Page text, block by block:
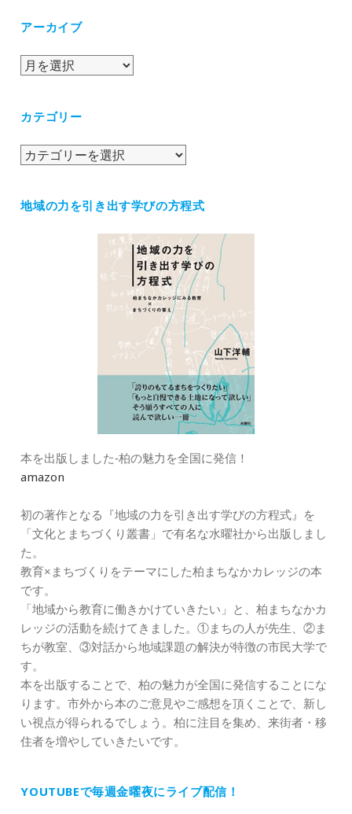
アーカイブ
ア
イ
カテゴリー
カ
リ
地域の力を引き出す学びの方程式
本を出版しました‐柏の魅力を全国に発信！
amazon
初の著作となる『地域の力を引き出す学びの方程式』を
「文化とまちづくり叢書」で有名な水曜社から出版しまし
た。
教育×まちづくりをテーマにした柏まちなかカレッジの本
です。
「地域から教育に働きかけていきたい」と、柏まちなかカ
レッジの活動を続けてきました。①まちの人が先生、②ま
ちが教室、③対話から地域課題の解決が特徴の市民大学で
す。
本を出版することで、柏の魅力が全国に発信することにな
ります。市外から本のご意見やご感想を頂くことで、新し
い視点が得られるでしょう。柏に注目を集め、来街者・移
住者を増やしていきたいです。
YOUTUBEで毎週金曜夜にライブ配信！